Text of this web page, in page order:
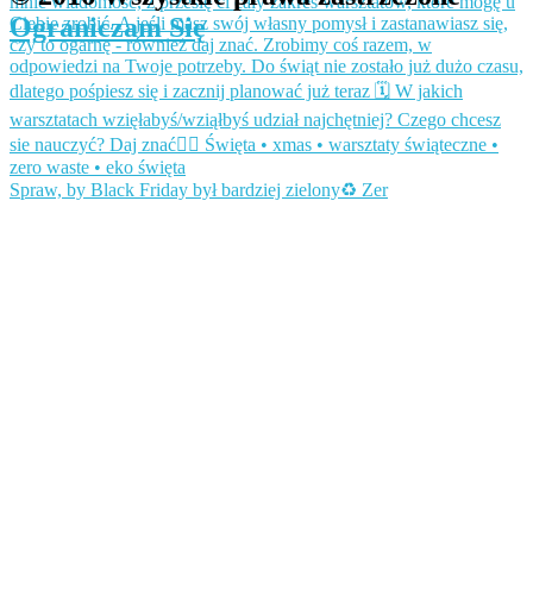
Spraw, by Black Friday był bardziej zielony♻️ Zer
Ograniczam Się